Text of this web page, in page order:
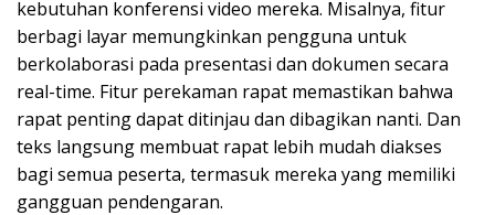
kebutuhan konferensi video mereka. Misalnya, fitur
berbagi layar memungkinkan pengguna untuk
berkolaborasi pada presentasi dan dokumen secara
real-time. Fitur perekaman rapat memastikan bahwa
rapat penting dapat ditinjau dan dibagikan nanti. Dan
teks langsung membuat rapat lebih mudah diakses
bagi semua peserta, termasuk mereka yang memiliki
gangguan pendengaran.